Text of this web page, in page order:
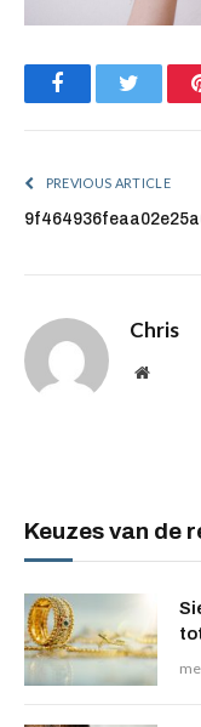
FacebookTwitter
PREVIOUS ARTICLE
Chris
Website
Keuzes van de